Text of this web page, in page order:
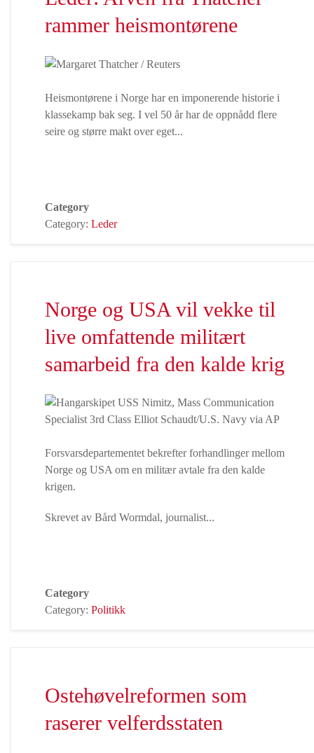
rammer heismontørene
Heismontørene i Norge har en imponerende historie i
klassekamp bak seg. I vel 50 år har de oppnådd flere
seire og større makt over eget...
Category
Category: Leder
Norge og USA vil vekke til
live omfattende militært
samarbeid fra den kalde krig
Forsvarsdepartementet bekrefter forhandlinger mellom
Norge og USA om en militær avtale fra den kalde
krigen.
Skrevet av Bård Wormdal, journalist...
Category
Category: Politikk
Ostehøvelreformen som
raserer velferdsstaten